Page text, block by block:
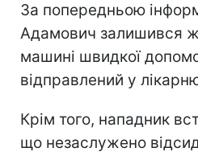
За попередньою
Адамович залишився
машині швидкої
відправлений у
Крім того, нападник
що незаслужено